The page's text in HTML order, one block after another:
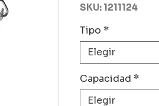
SKU: 1211124
Tipo *
Elegir
Capacidad *
Elegir